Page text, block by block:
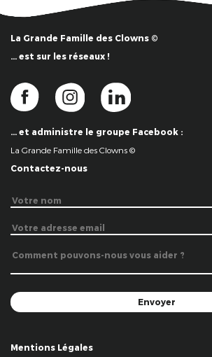
La Grande Famille des Clowns ©
… est sur les réseaux !
… et administre le groupe Facebook :
La Grande Famille des Clowns ©
Contactez-nous
Mentions Légales